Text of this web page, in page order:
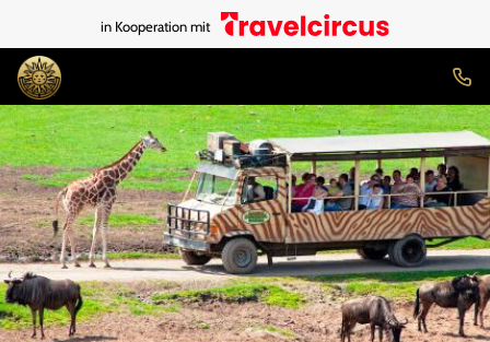
in Kooperation mit